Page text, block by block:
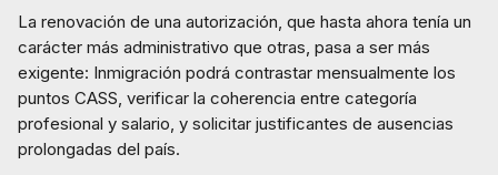
La renovación de una autorización, que hasta ahora tenía un
carácter más administrativo que otras, pasa a ser más
exigente: Inmigración podrá contrastar mensualmente los
puntos CASS, verificar la coherencia entre categoría
profesional y salario, y solicitar justificantes de ausencias
prolongadas del país.